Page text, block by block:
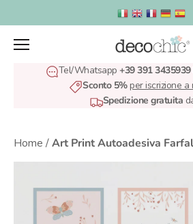
al
contenuto
Tel/Whatsapp +39 391 3435939
Sconto 5%per iscrizione
Spedizione gratuita
Home /Art Print Autoadesiva